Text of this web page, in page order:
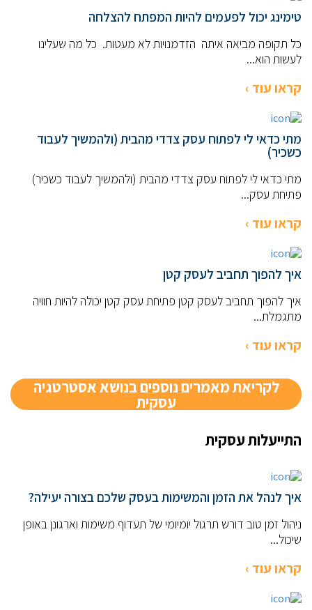
טימינג יכול לפעמים להיות המפתח להצלחה
כל תקופה מביאה איתה הזדמנויות לא מעטות. כל מה שעלינו
לעשות הוא...
קראו עוד ›
מתי כדאי לי לפתוח עסק צדדי מהבית (ולהמשיך לעבוד
כשכיר)
מתי כדאי לי לפתוח עסק צדדי מהבית (ולהמשיך לעבוד כשכיר)
פתיחת עסק...
קראו עוד ›
איך להפוך תחביב לעסק קטן
איך להפוך תחביב לעסק קטן פתיחת עסק קטן יכולה להיות חוויה
מתגמלת...
קראו עוד ›
לקריאת מאמרים נוספים בנושא אסטרטגיה
עסקית
התייעלות עסקית
איך לנהל את הזמן והמשימות בעסק שלכם בצורה יעילה?
ניהול זמן טוב דורש תרגול יומיומי של תעדוף משימות וארגונן באופן
שיכול...
קראו עוד ›